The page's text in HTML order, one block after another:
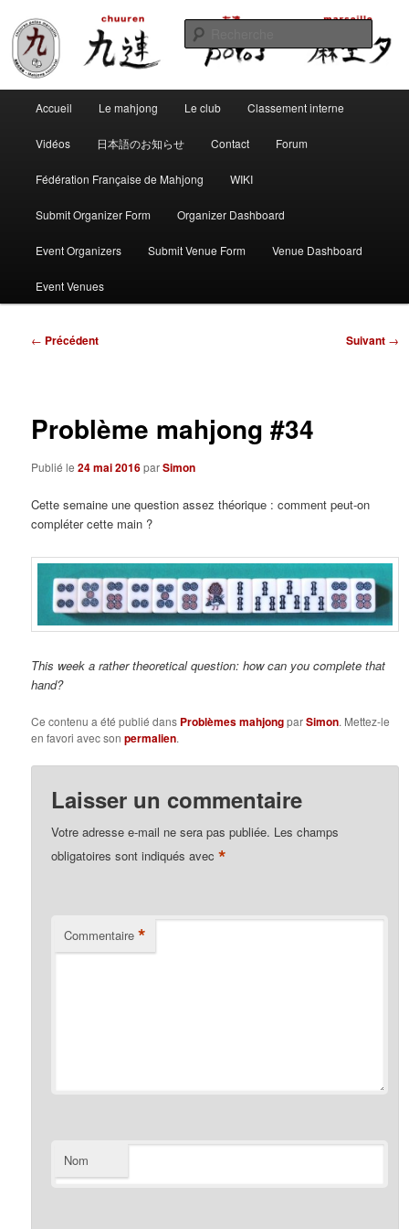
contenu
principalChuuren potos Marseille – Mahjong
convivial
principal
Accueil Le mahjong Le club Classement interne
Vidéos 日本語のお知らせ Contact Forum
Fédération Française de Mahjong WIKI
Submit Organizer Form Organizer Dashboard
Event Organizers Submit Venue Form Venue Dashboard
Event Venues
Navigation
← Précédent Suivant →
Problème mahjong #34
Publié le24 mai 2016parSimon
Cette semaine une question assez théorique : comment peut-on
compléter cette main ?
This week a rather theoretical question: how can you complete that
hand?
Ce contenu a été publié dans Problèmes mahjongparSimon. Mettez-le
en favori avec sonpermalien.
Laisser un commentaire
Votre adresse e-mail ne sera pas publiée. Les champs
obligatoires sont indiqués avec*
Commentaire *
Nom